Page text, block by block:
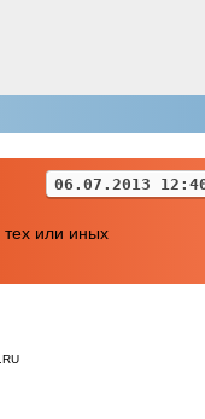
06.07.2013
тех или иных